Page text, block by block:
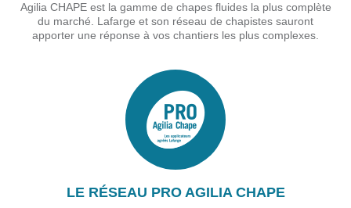
Agilia CHAPE est la gamme de chapes fluides la plus complète
du marché. Lafarge et son réseau de chapistes sauront
apporter une réponse à vos chantiers les plus complexes.
LE RÉSEAU PRO AGILIA CHAPE